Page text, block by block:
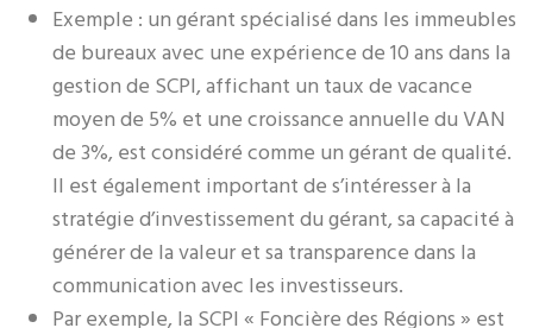
Exemple : un gérant spécialisé dans les immeubles
de bureaux avec une expérience de 10 ans dans la
gestion de SCPI, affichant un taux de vacance
moyen de 5% et une croissance annuelle du VAN
de 3%, est considéré comme un gérant de qualité.
Il est également important de s’intéresser à la
stratégie d’investissement du gérant, sa capacité à
générer de la valeur et sa transparence dans la
communication avec les investisseurs.
Par exemple, la SCPI « Foncière des Régions » est